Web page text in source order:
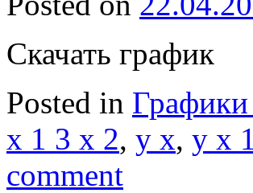
Скачать график
Posted in
x 1 3 x 2, y x, y x 1
comment